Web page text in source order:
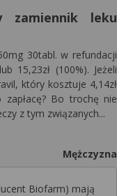
zamiennik leku
30tabl. w refundacji
15,23zł (100%). Jeżeli
który kosztuje 4,14zł
Bo trochę nie
z tym związanych...
Mężczyzna
Biofarm) mają